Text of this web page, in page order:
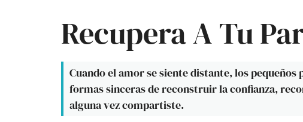
Recupera A Tu
Cuando el amor se siente distante, los
formas sinceras de reconstruir la confianza,
alguna vez compartiste.